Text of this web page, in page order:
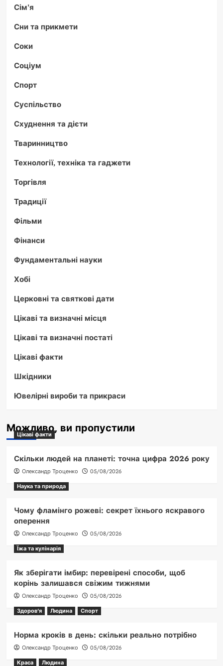
Сім'я
Сни та прикмети
Соки
Соціум
Спорт
Суспільство
Схуднення та дієти
Тваринництво
Технології, техніка та гаджети
Торгівля
Традиції
Фільми
Фінанси
Фундаментальні науки
Хобі
Церковні та святкові дати
Цікаві та визначні місця
Цікаві та визначні постаті
Цікаві факти
Шкідники
Ювелірні вироби та прикраси
Можливо, ви пропустили
Цікаві факти
Скільки людей на планеті: точна цифра 2026 року
Олександр Троценко
05/08/2026
Наука та природа
Чому фламінго рожеві: секрет їхнього яскравого
оперення
Олександр Троценко
05/08/2026
Їжа та кулінарія
Як зберігати імбир: перевірені способи, щоб
корінь залишався свіжим тижнями
Олександр Троценко
05/08/2026
Здоров'я
Людина Спорт
Норма кроків в день: скільки реально потрібно
Олександр Троценко
05/08/2026
Краса
Людина